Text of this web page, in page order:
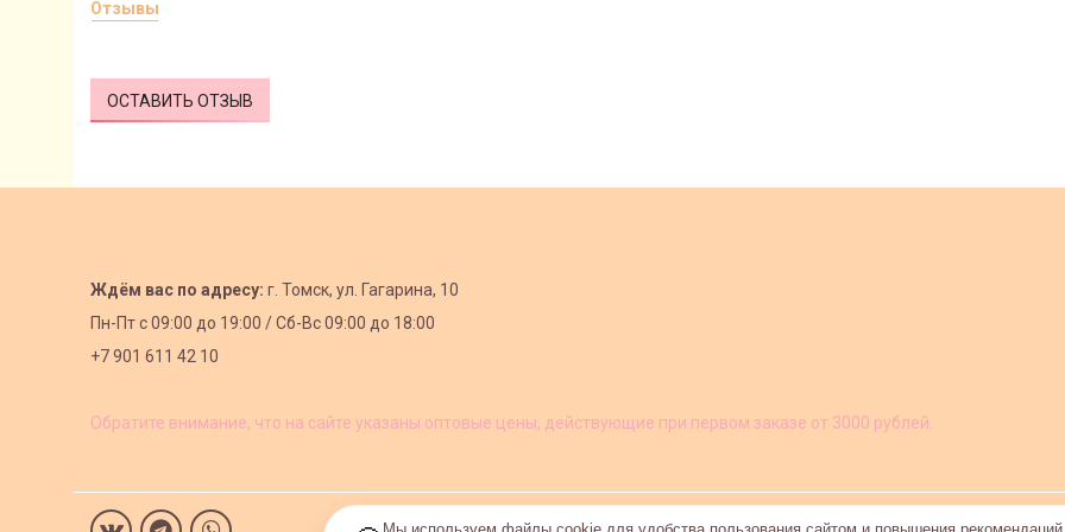
Отзывы
ОСТАВИТЬ ОТЗЫВ
Ждём вас по адресу: г. Томск, ул. Гагарина, 10
Пн-Пт с09:00 до 19:00 /Сб-Вс 09:00 до 18:00
+7 901 611 42 10
Обратите внимание, что на сайте указаны оптовые цены, действующие при первом заказе от 3000 рублей.
Мы используем файлы cookie для удобства пользования сайтом и повышения